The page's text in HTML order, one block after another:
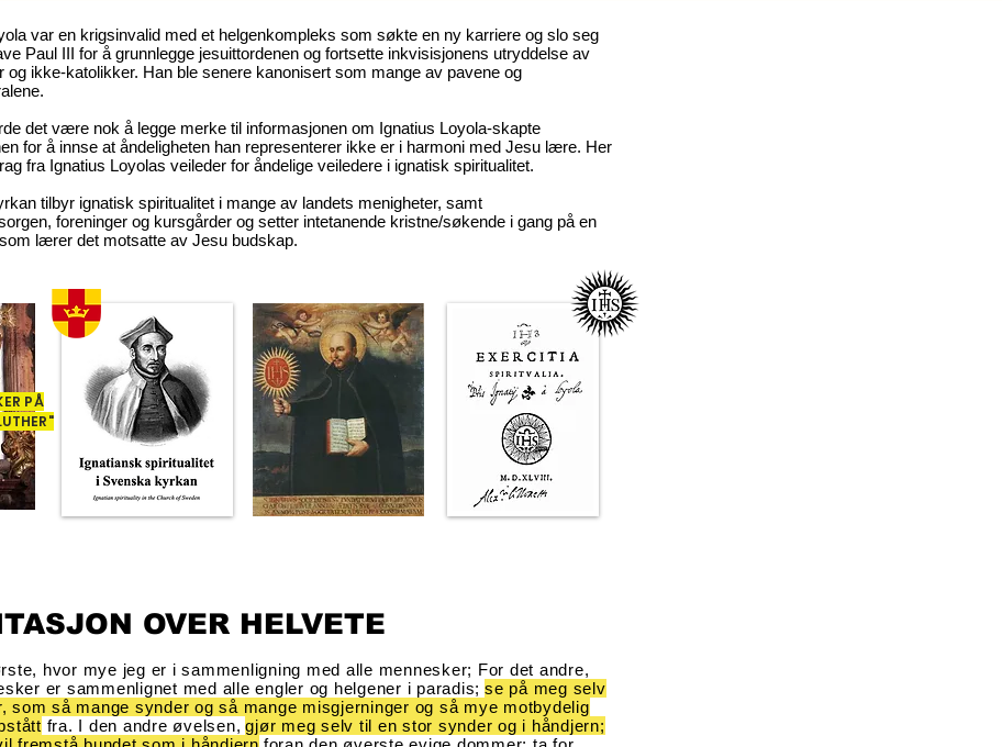
var en krigsinvalid med et helgenkompleks som søkte en ny karriere og slo seg
Paul III for å grunnlegge jesuittordenen og fortsette inkvisisjonens utryddelse av
og ikke-katolikker. Han ble senere kanonisert som mange av pavene og
det være nok å legge merke til informasjonen om Ignatius Loyola-skapte
for å innse at åndeligheten han representerer ikke er i harmoni med Jesu lære. Her
fra Ignatius Loyolas veileder for åndelige veiledere i ignatisk spiritualitet.
tilbyr ignatisk spiritualitet i mange av landets menigheter, samt
foreninger og kursgårder og setter intetanende kristne/søkende i gang på en
lærer det motsatte av Jesu budskap.
PÅ
hvor mye jeg er i sammenligning med alle mennesker; For det andre,
er sammenlignet med alle engler og helgener i paradis; se på meg selv
som så mange synder og så mange misgjerninger og så mye motbydelig
fra. I den andre øvelsen, gjør meg selv til en stor synder og i håndjern;
OVER HELVETE